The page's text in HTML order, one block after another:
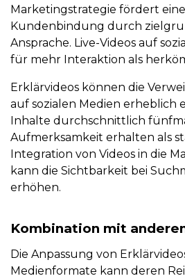
Marketingstrategie fördert
Kundenbindung durch
Ansprache. Live-Videos auf
für mehr Interaktion als
Erklärvideos können die
auf sozialen Medien erheblich
Inhalte durchschnittlich
Aufmerksamkeit erhalten als
Integration von Videos in die
kann die Sichtbarkeit bei
erhöhen.
Kombination mit
Die Anpassung von
Medienformate kann deren